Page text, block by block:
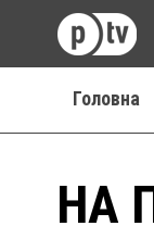
Головна
НА